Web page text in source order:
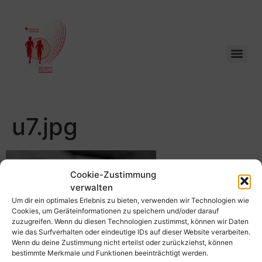
Cookie-Zustimmung
verwalten
Um dir ein optimales Erlebnis zu bieten, verwenden wir Technologien wie
Cookies, um Geräteinformationen zu speichern und/oder darauf
zuzugreifen. Wenn du diesen Technologien zustimmst, können wir Daten
wie das Surfverhalten oder eindeutige IDs auf dieser Website verarbeiten.
Wenn du deine Zustimmung nicht erteilst oder zurückziehst, können
bestimmte Merkmale und Funktionen beeinträchtigt werden.
u7.jpg